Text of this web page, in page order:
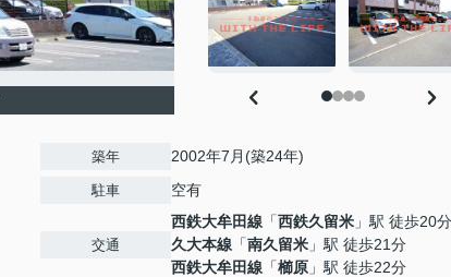
築年 2002年7月(築24年)
駐車 空有
交通
西鉄大牟田線 「西鉄久留米 」駅 徒歩20分
久大本線 「南久留米 」駅 徒歩21分
西鉄大牟田線 「櫛原 」駅 徒歩22分